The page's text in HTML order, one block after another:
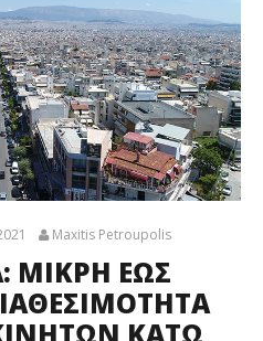
Maxitis Petroupolis
ΜΙΚΡΗ ΕΩΣ
ΚΑΤΩ